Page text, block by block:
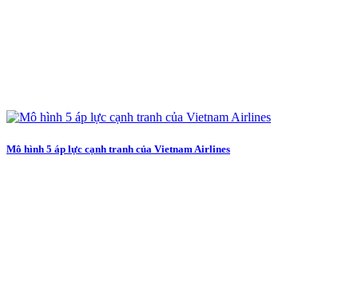
Mô hình 5 áp lực cạnh tranh của Vietnam Airlines